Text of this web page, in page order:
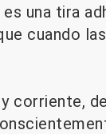
una tira
cuando
corriente,